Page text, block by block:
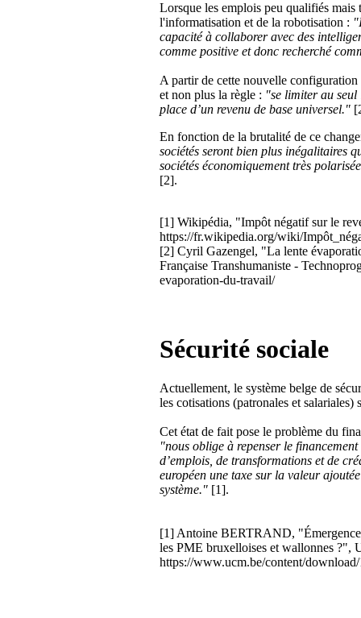
Lorsque les emplois peu qualifiés mais
l'informatisation et de la robotisation :
capacité à collaborer avec des
comme positive et donc recherché
A partir de cette nouvelle
et non plus la règle : "se limiter au
place d’un revenu de base universel."
En fonction de la brutalité de ce
sociétés seront bien plus inégalitaires
sociétés économiquement très
[2].
[1] Wikipédia, "Impôt négatif sur le
https://fr.wikipedia.org/wiki/
[2] Cyril Gazengel, "La lente
Française Transhumaniste -
evaporation-du-travail/
Sécurité sociale
Actuellement, le système belge de
les cotisations (patronales et
Cet état de fait pose le problème du
"nous oblige à repenser le
d’emplois, de transformations et de
européen une taxe sur la valeur
système." [1].
[1] Antoine BERTRAND,
les PME bruxelloises et wallonnes ?",
https://www.ucm.be/content/